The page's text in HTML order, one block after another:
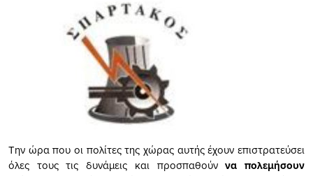
Την ώρα που οι πολίτες της χώρας αυτής έχουν επιστρατεύσει
όλες τους τις δυνάμεις και προσπαθούννα πολεμήσουν